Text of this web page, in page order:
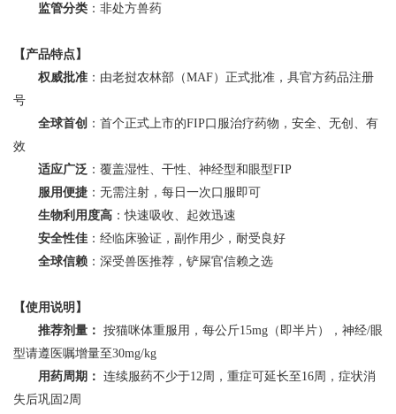
监管分类 ：非处方兽药
【产品特点】
权威批准 ：由老挝农林部（MAF）正式批准，具官方药品注册
号
全球首创 ：首个正式上市的FIP口服治疗药物，安全、无创、有
效
适应广泛 ：覆盖湿性、干性、神经型和眼型FIP
服用便捷 ：无需注射，每日一次口服即可
生物利用度高 ：快速吸收、起效迅速
安全性佳 ：经临床验证，副作用少，耐受良好
全球信赖 ：深受兽医推荐，铲屎官信赖之选
【使用说明】
推荐剂量： 按猫咪体重服用，每公斤15mg（即半片），神经/眼
型请遵医嘱增量至30mg/kg
用药周期： 连续服药不少于12周，重症可延长至16周，症状消
失后巩固2周